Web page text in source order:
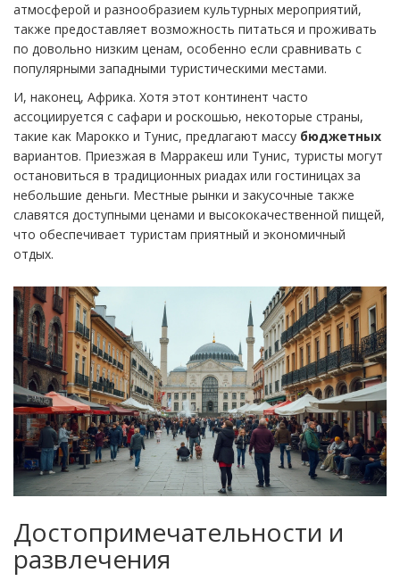
атмосферой и разнообразием культурных мероприятий,
также предоставляет возможность питаться и проживать
по довольно низким ценам, особенно если сравнивать с
популярными западными туристическими местами.
И, наконец, Африка. Хотя этот континент часто
ассоциируется с сафари и роскошью, некоторые страны,
такие как Марокко и Тунис, предлагают массу бюджетных
вариантов. Приезжая в Марракеш или Тунис, туристы могут
остановиться в традиционных риадах или гостиницах за
небольшие деньги. Местные рынки и закусочные также
славятся доступными ценами и высококачественной пищей,
что обеспечивает туристам приятный и экономичный
отдых.
Достопримечательности и
развлечения